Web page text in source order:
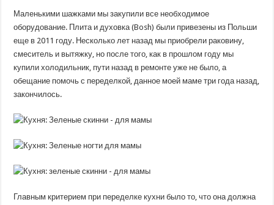
Маленькими шажками мы закупили все необходимое
оборудование. Плита и духовка (Bosh) были привезены из Польши
еще в 2011 году. Несколько лет назад мы приобрели раковину,
смеситель и вытяжку, но после того, как в прошлом году мы
купили холодильник, пути назад в ремонте уже не было, а
обещание помочь с переделкой, данное моей маме три года назад,
закончилось.
Главным критерием при переделке кухни было то, что она должна